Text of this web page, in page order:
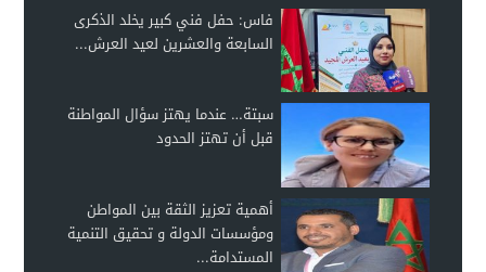
فاس: حفل فني كبير يخلد الذكرى
السابعة والعشرين لعيد العرش...
سبتة… عندما يهتز سؤال المواطنة
قبل أن تهتز الحدود
أهمية تعزيز الثقة بين المواطن
ومؤسسات الدولة و تحقيق التنمية
المستدامة...